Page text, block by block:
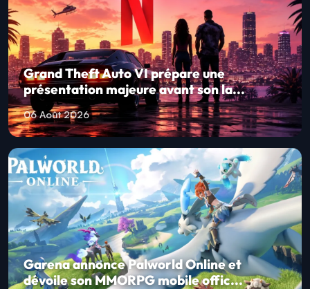
Grand Theft Auto VI prépare une
présentation majeure avant son la...
06 Août 2026
Garena annonce Palworld Online et
dévoile son MMORPG mobile offic...